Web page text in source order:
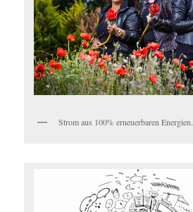
Strom aus 100% erneuerbaren Energien.